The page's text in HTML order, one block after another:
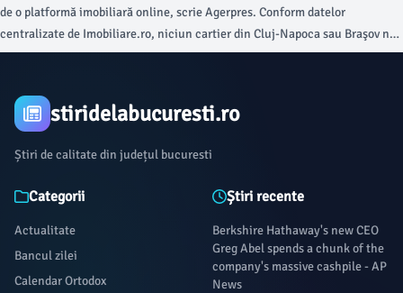
de o platformă imobiliară online, scrie Agerpres. Conform datelor
centralizate de Imobiliare.ro, niciun cartier din Cluj-Napoca sau Braşov nu
prinde topul celor mai ieftine zece zone din marile centre economice ale
singurul cartier din ţară în care apartamentele sunt listate la vânzare cu un
preţ mediu mai mic de 1.400 euro/mp, un nivel care se înregistra în
stiridelabucuresti.ro
Știri de calitate din județul bucuresti
Categorii
Actualitate
Bancul zilei
Calendar Ortodox
Știri recente
Berkshire Hathaway's new CEO
Greg Abel spends a chunk of the
company's massive cashpile - AP
News